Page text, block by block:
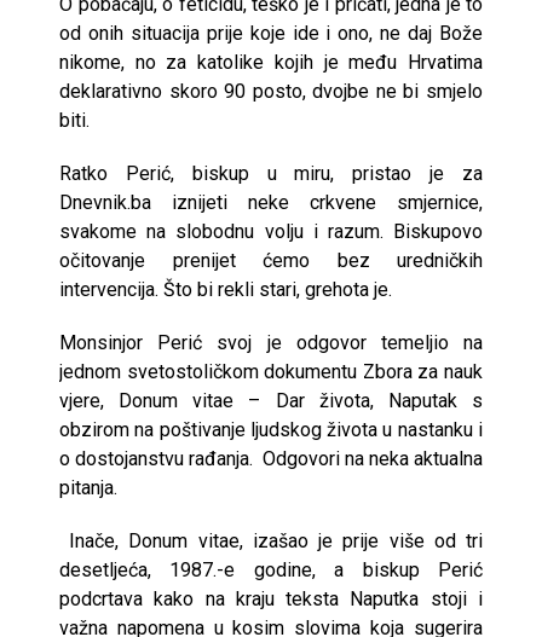
od onih situacija prije koje ide i ono, ne daj Bože
nikome, no za katolike kojih je među Hrvatima
deklarativno skoro 90 posto, dvojbe ne bi smjelo
biti.
Ratko Perić, biskup u miru, pristao je za
Dnevnik.ba iznijeti neke crkvene smjernice,
svakome na slobodnu volju i razum. Biskupovo
očitovanje prenijet ćemo bez uredničkih
intervencija. Što bi rekli stari, grehota je.
Monsinjor Perić svoj je odgovor temeljio na
jednom svetostoličkom dokumentu Zbora za nauk
vjere, Donum vitae – Dar života, Naputak s
obzirom na poštivanje ljudskog života u nastanku i
o dostojanstvu rađanja. Odgovori na neka aktualna
pitanja.
Inače, Donum vitae, izašao je prije više od tri
desetljeća, 1987.-e godine, a biskup Perić
podcrtava kako na kraju teksta Naputka stoji i
važna napomena u kosim slovima koja sugerira